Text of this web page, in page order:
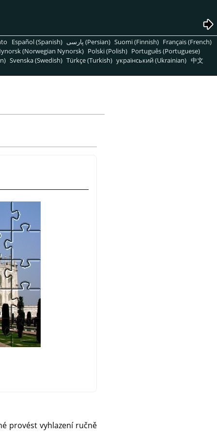
Español (Spanish) پارسی (Persian) Suomi (Finnish) Français (French)
(Norwegian Nynorsk) Polski (Polish) Português (Portuguese)
Svenska (Swedish) Türkçe (Turkish) український (Ukrainian) 中文
provést vyhlazení ručně